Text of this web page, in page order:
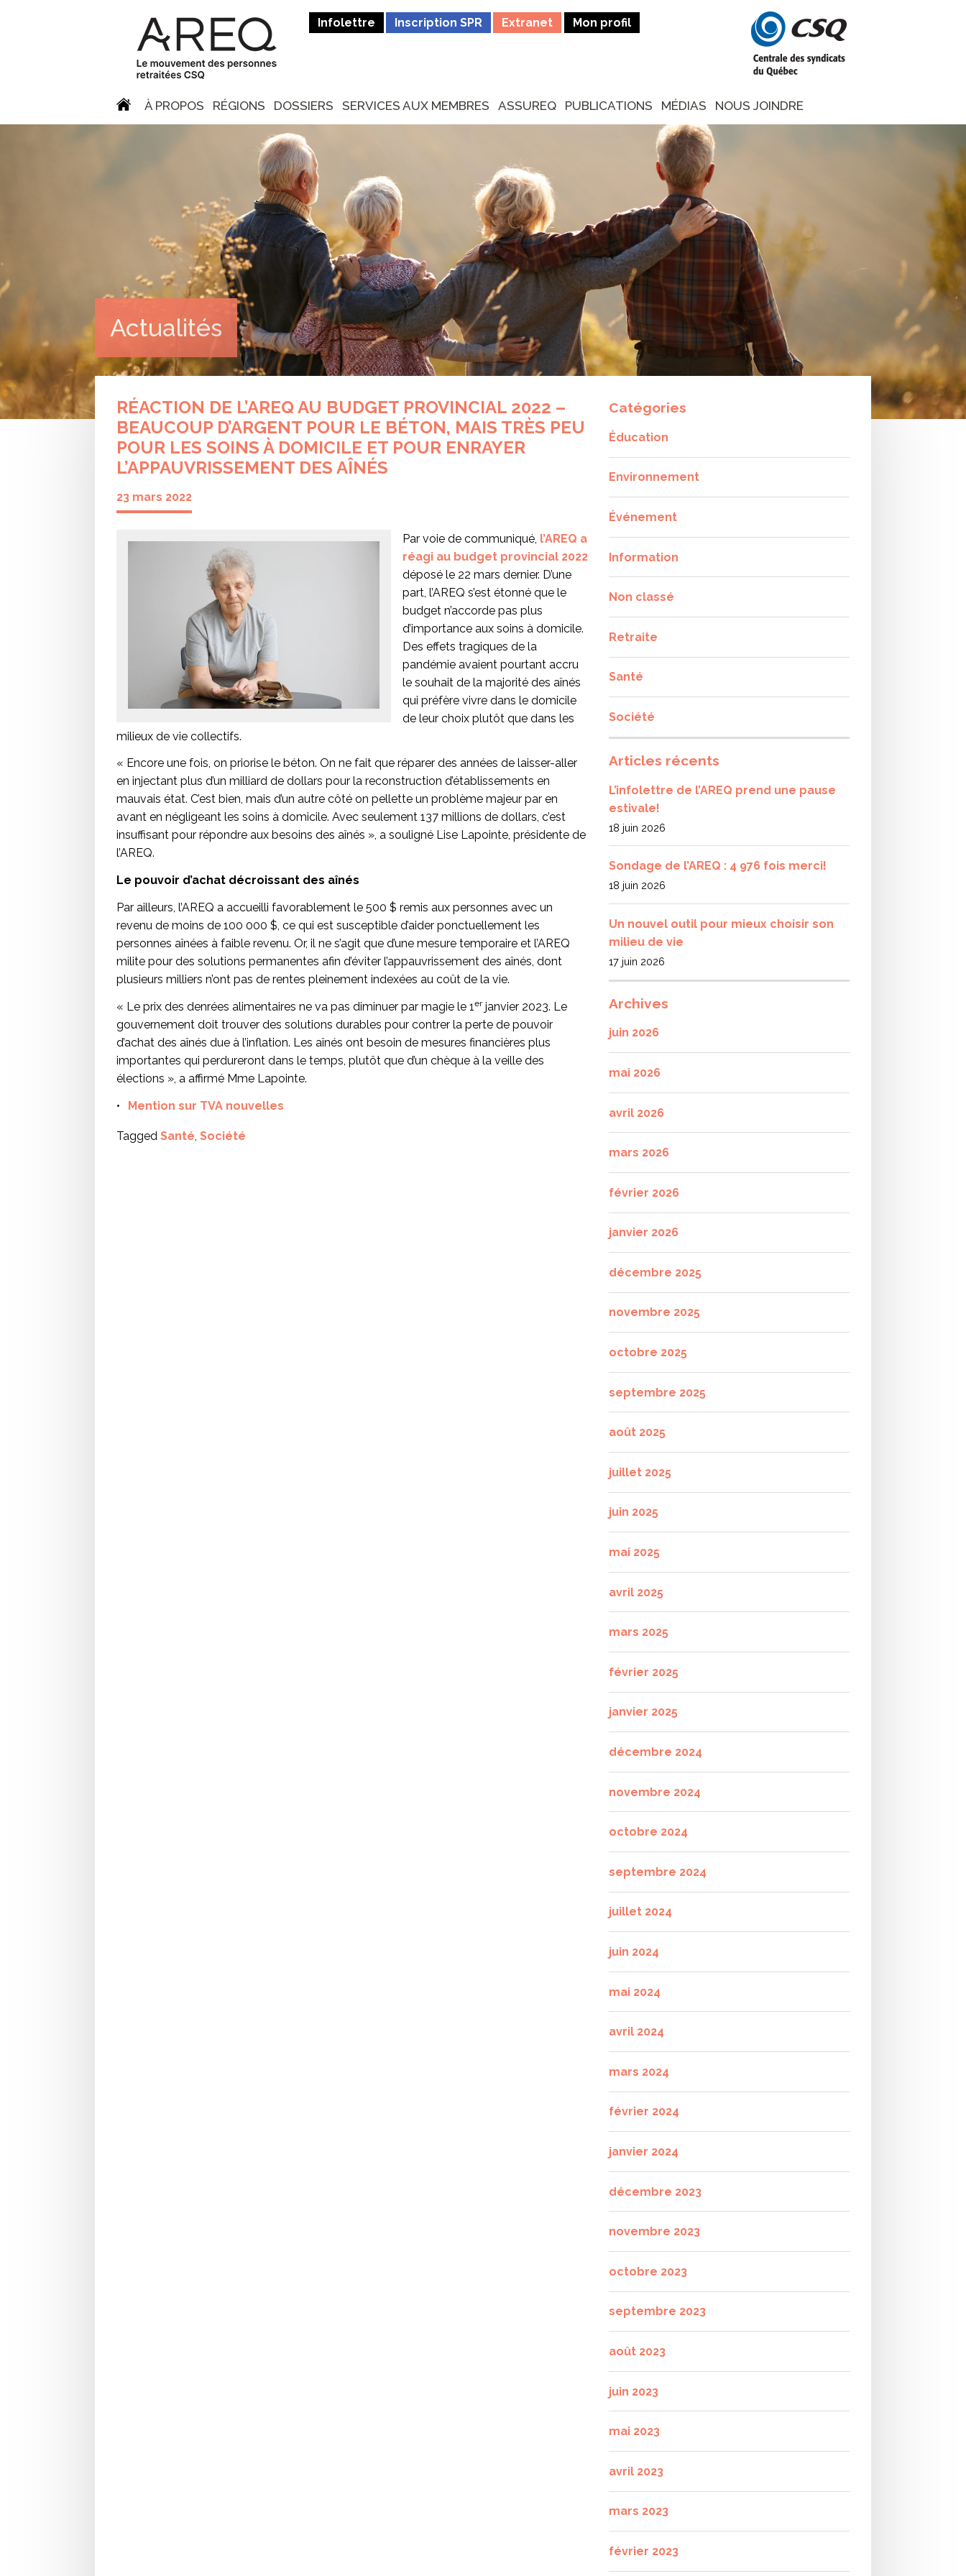
Infolettre Inscription SPR Extranet Mon profil
À PROPOS RÉGIONS DOSSIERS SERVICES AUX MEMBRES ASSUREQ PUBLICATIONS MÉDIAS NOUS JOINDRE
Actualités
RÉACTION DE L’AREQ AU BUDGET PROVINCIAL 2022 –
BEAUCOUP D’ARGENT POUR LE BÉTON, MAIS TRÈS PEU
POUR LES SOINS À DOMICILE ET POUR ENRAYER
L’APPAUVRISSEMENT DES AÎNÉS
23 mars 2022
Par voie de communiqué, l’AREQ a
réagi au budget provincial 2022
déposé le 22 mars dernier. D’une
part, l’AREQ s’est étonné que le
budget n’accorde pas plus
d’importance aux soins à domicile.
Des effets tragiques de la
pandémie avaient pourtant accru
le souhait de la majorité des aînés
qui préfère vivre dans le domicile
de leur choix plutôt que dans les
milieux de vie collectifs.
« Encore une fois, on priorise le béton. On ne fait que réparer des années de laisser-aller
en injectant plus d’un milliard de dollars pour la reconstruction d’établissements en
mauvais état. C’est bien, mais d’un autre côté on pellette un problème majeur par en
avant en négligeant les soins à domicile. Avec seulement 137 millions de dollars, c’est
insuffisant pour répondre aux besoins des aînés », a souligné Lise Lapointe, présidente de
l’AREQ.
Le pouvoir d’achat décroissant des aînés
Par ailleurs, l’AREQ a accueilli favorablement le 500 $ remis aux personnes avec un
revenu de moins de 100 000 $, ce qui est susceptible d’aider ponctuellement les
personnes aînées à faible revenu. Or, il ne s’agit que d’une mesure temporaire et l’AREQ
milite pour des solutions permanentes afin d’éviter l’appauvrissement des aînés, dont
plusieurs milliers n’ont pas de rentes pleinement indexées au coût de la vie.
« Le prix des denrées alimentaires ne va pas diminuer par magie le 1 erjanvier 2023. Le
gouvernement doit trouver des solutions durables pour contrer la perte de pouvoir
d’achat des aînés due à l’inflation. Les aînés ont besoin de mesures financières plus
importantes qui perdureront dans le temps, plutôt que d’un chèque à la veille des
élections », a affirmé Mme Lapointe.
Mention sur TVA nouvelles
Tagged Santé, Société
Catégories
Éducation
Environnement
Événement
Information
Non classé
Retraite
Santé
Société
Articles récents
L’infolettre de l’AREQ prend une pause
estivale!
18 juin 2026
Sondage de l’AREQ : 4 976 fois merci!
18 juin 2026
Un nouvel outil pour mieux choisir son
milieu de vie
17 juin 2026
Archives
juin 2026
mai 2026
avril 2026
mars 2026
février 2026
janvier 2026
décembre 2025
novembre 2025
octobre 2025
septembre 2025
août 2025
juillet 2025
juin 2025
mai 2025
avril 2025
mars 2025
février 2025
janvier 2025
décembre 2024
novembre 2024
octobre 2024
septembre 2024
juillet 2024
juin 2024
mai 2024
avril 2024
mars 2024
février 2024
janvier 2024
décembre 2023
novembre 2023
octobre 2023
septembre 2023
août 2023
juin 2023
mai 2023
avril 2023
mars 2023
février 2023